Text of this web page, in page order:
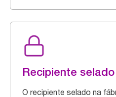
Recipiente
O recipiente selado na